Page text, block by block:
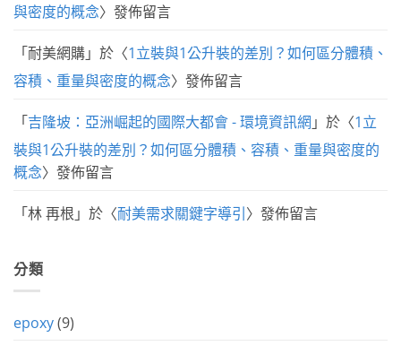
與密度的概念〉發佈留言
「耐美網購」於〈1立裝與1公升裝的差別？如何區分體積、
容積、重量與密度的概念〉發佈留言
「吉隆坡：亞洲崛起的國際大都會 - 環境資訊網 」於〈1立
裝與1公升裝的差別？如何區分體積、容積、重量與密度的
概念〉發佈留言
「林 再根 」於〈耐美需求關鍵字導引〉發佈留言
分類
epoxy(9)